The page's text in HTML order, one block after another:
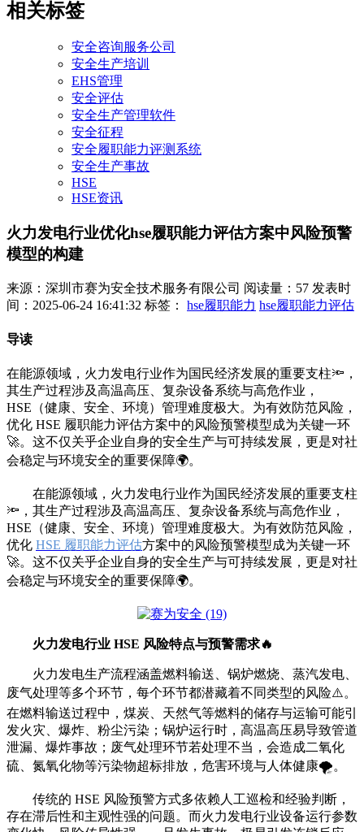
相关标签
安全咨询服务公司
安全生产培训
EHS管理
安全评估
安全生产管理软件
安全征程
安全履职能力评测系统
安全生产事故
HSE
HSE资讯
火力发电行业优化hse履职能力评估方案中风险预警
模型的构建
来源：深圳市赛为安全技术服务有限公司 阅读量：57 发表时
间：2025-06-24 16:41:32 标签： hse履职能力 hse履职能力评估
导读
在能源领域，火力发电行业作为国民经济发展的重要支柱🔦，
其生产过程涉及高温高压、复杂设备系统与高危作业，
HSE（健康、安全、环境）管理难度极大。为有效防范风险，
优化 HSE 履职能力评估方案中的风险预警模型成为关键一环
🚀。这不仅关乎企业自身的安全生产与可持续发展，更是对社
会稳定与环境安全的重要保障🌍。
在能源领域，火力发电行业作为国民经济发展的重要支柱
🔦，其生产过程涉及高温高压、复杂设备系统与高危作业，
HSE（健康、安全、环境）管理难度极大。为有效防范风险，
优化 HSE 履职能力评估方案中的风险预警模型成为关键一环
🚀。这不仅关乎企业自身的安全生产与可持续发展，更是对社
会稳定与环境安全的重要保障🌍。
火力发电行业 HSE 风险特点与预警需求🔥
火力发电生产流程涵盖燃料输送、锅炉燃烧、蒸汽发电、
废气处理等多个环节，每个环节都潜藏着不同类型的风险⚠️。
在燃料输送过程中，煤炭、天然气等燃料的储存与运输可能引
发火灾、爆炸、粉尘污染；锅炉运行时，高温高压易导致管道
泄漏、爆炸事故；废气处理环节若处理不当，会造成二氧化
硫、氮氧化物等污染物超标排放，危害环境与人体健康🌪️。
传统的 HSE 风险预警方式多依赖人工巡检和经验判断，
存在滞后性和主观性强的问题。而火力发电行业设备运行参数